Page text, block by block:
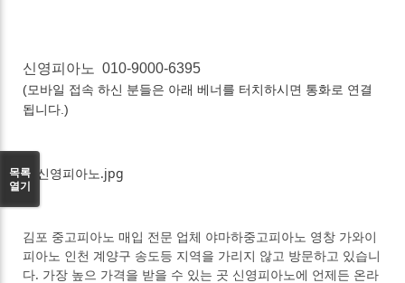
신영피아노 010-9000-6395
(모바일 접속 하신 분들은 아래 베너를 터치하시면 통화로 연결
됩니다.)
김포 중고피아노 매입 전문 업체 야마하중고피아노 영창 가와이
피아노 인천 계양구 송도등 지역을 가리지 않고 방문하고 있습니
다. 가장 높으 가격을 받을 수 있는 곳 신영피아노에 언제든 온라
목록
열기